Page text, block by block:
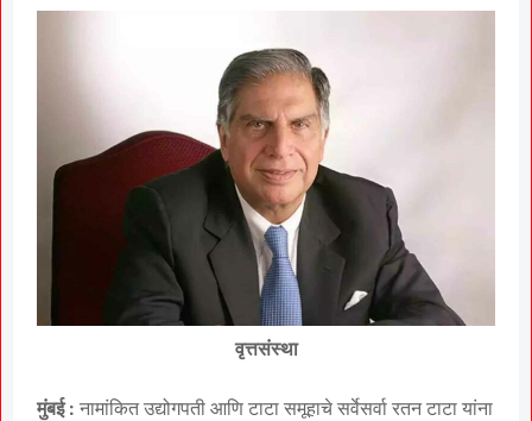
वृत्तसंस्था
मुंबई : नामांकित उद्योगपती आणि टाटा समूहाचे सर्वेसर्वा रतन टाटा यांना